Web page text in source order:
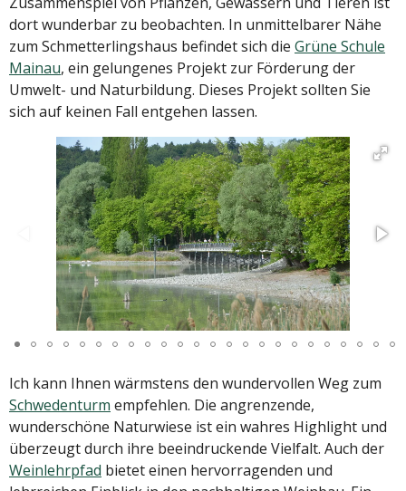
dort wunderbar zu beobachten. In unmittelbarer Nähe
zum Schmetterlingshaus befindet sich die Grüne Schule
Mainau, ein gelungenes Projekt zur Förderung der
Umwelt- und Naturbildung. Dieses Projekt sollten Sie
sich auf keinen Fall entgehen lassen.
Ich kann Ihnen wärmstens den wundervollen Weg zum
Schwedenturm empfehlen. Die angrenzende,
wunderschöne Naturwiese ist ein wahres Highlight und
überzeugt durch ihre beeindruckende Vielfalt. Auch der
Weinlehrpfad bietet einen hervorragenden und